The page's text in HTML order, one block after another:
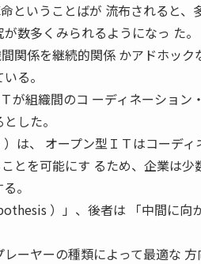
ということばが 流布されると、
数多くみられるようになっ た。
関係を継続的関係 かアドホック
る。
が組織間のコ ーディネーション
した。
は、 オープン型ＩＴはコーディ
とを可能にす るため、企業は少
。
）」、後者は 「中間に向
ーヤーの種類によって最適な